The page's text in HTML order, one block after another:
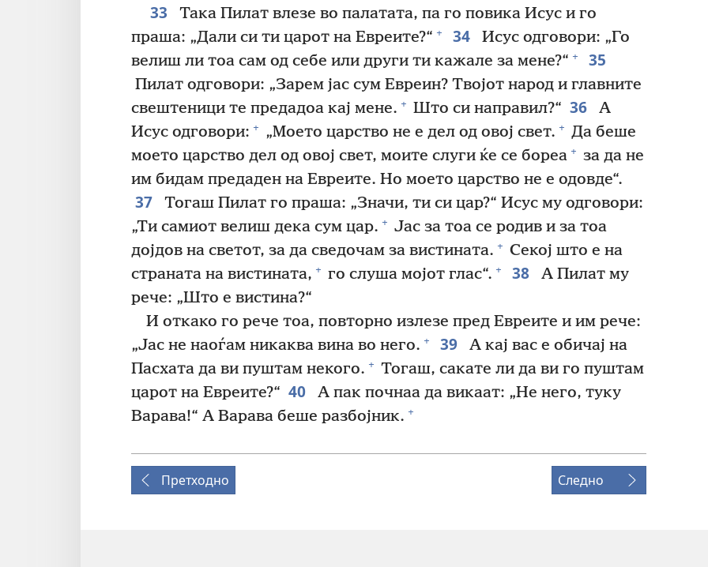
33
Така Пилат влезе во палатата, па го повика Исус и го
праша: „Дали си ти царот на Евреите?“ + 34
Исус одговори: „Го
велиш ли тоа сам од себе или други ти кажале за мене?“ + 35
Пилат одговори: „Зарем јас сум Евреин? Твојот народ и главните
свештеници те предадоа кај мене. + Што си направил?“ 36
А
Исус одговори: + „Моето царство не е дел од овој свет. + Да беше
моето царство дел од овој свет, моите слуги ќе се бореа + за да не
им бидам предаден на Евреите. Но моето царство не е одовде“.
37
Тогаш Пилат го праша: „Значи, ти си цар?“ Исус му одговори:
„Ти самиот велиш дека сум цар. + Јас за тоа се родив и за тоа
дојдов на светот, за да сведочам за вистината. + Секој што е на
страната на вистината, + го слуша мојот глас“. + 38
А Пилат му
рече: „Што е вистина?“
И откако го рече тоа, повторно излезе пред Евреите и им рече:
„Јас не наоѓам никаква вина во него. + 39
А кај вас е обичај на
Пасхата да ви пуштам некого. + Тогаш, сакате ли да ви го пуштам
царот на Евреите?“ 40
А пак почнаа да викаат: „Не него, туку
Варава!“ А Варава беше разбојник. +
Претходно Следно